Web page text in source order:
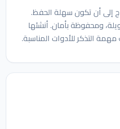
إلى أن تكون سهلة الحفظ.
ومحفوظة بأمان. أنشئها
التذكر للأدوات المناسبة.